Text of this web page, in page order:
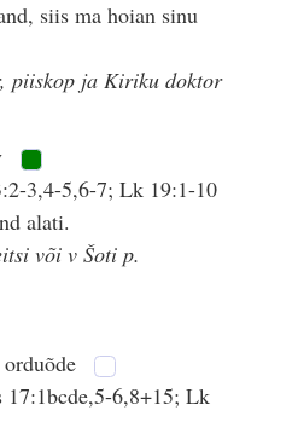
siis ma hoian sinu
piiskop ja Kiriku doktor
3,4-5,6-7; Lk 19:1-10
alati.
või v Šoti p.
17:1bcde,5-6,8+15; Lk